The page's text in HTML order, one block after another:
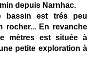
depuis Narnhac.
bassin est trés peu
rocher... En revanche
mètres est située à
petite exploration à